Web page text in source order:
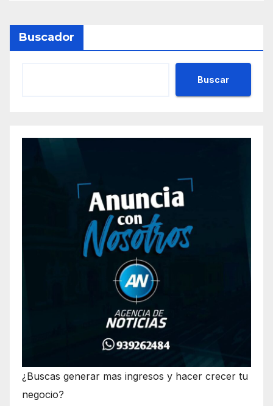
Buscador
Buscar
¿Buscas generar mas ingresos y hacer crecer tu
negocio?